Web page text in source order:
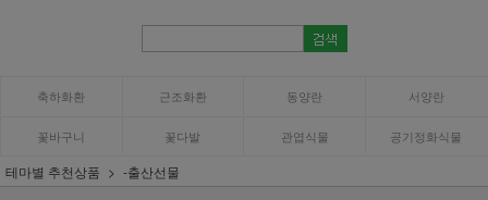
축하화환 근조화환 동양란 서양란
꽃바구니 꽃다발 관엽식물 공기정화식물
테마별 추천상품 -출산선물